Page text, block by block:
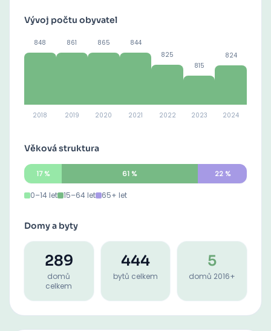
Vývoj počtu obyvatel
848
2018
861
2019
865
2020
844
2021
825
2022
815
2023
824
2024
Věková struktura
17% 61 % 22%
0–14 let 15–64 let 65+ let
Domy a byty
289
domů
celkem
444
bytů celkem
5
domů 2016+